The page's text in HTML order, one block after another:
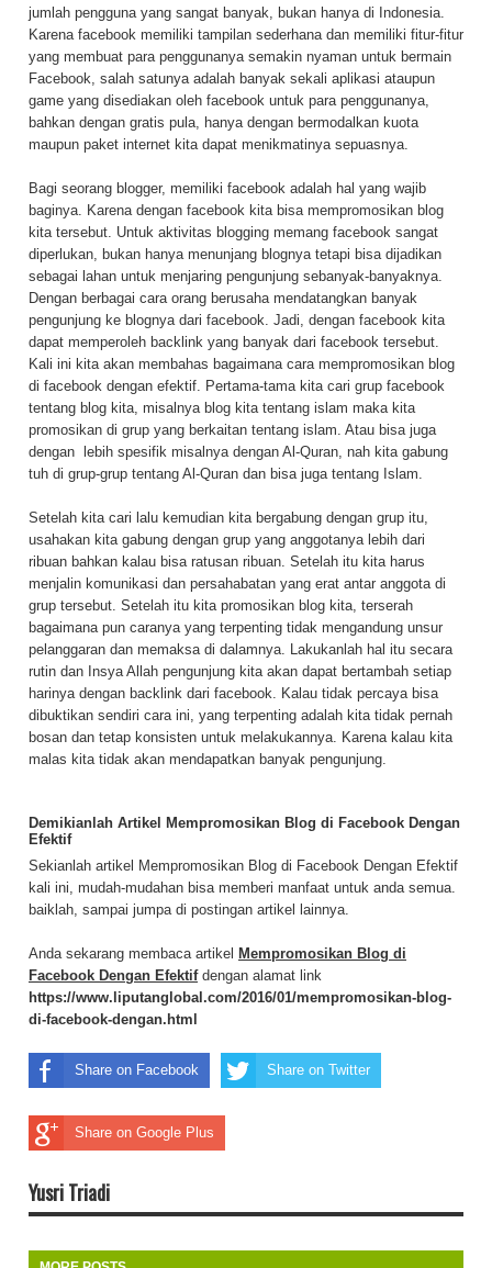
jumlah pengguna yang sangat banyak, bukan hanya di Indonesia.
Karena facebook memiliki tampilan sederhana dan memiliki fitur-fitur
yang membuat para penggunanya semakin nyaman untuk bermain
Facebook, salah satunya adalah banyak sekali aplikasi ataupun
game yang disediakan oleh facebook untuk para penggunanya,
bahkan dengan gratis pula, hanya dengan bermodalkan kuota
maupun paket internet kita dapat menikmatinya sepuasnya.
Bagi seorang blogger, memiliki facebook adalah hal yang wajib
baginya. Karena dengan facebook kita bisa mempromosikan blog
kita tersebut. Untuk aktivitas blogging memang facebook sangat
diperlukan, bukan hanya menunjang blognya tetapi bisa dijadikan
sebagai lahan untuk menjaring pengunjung sebanyak-banyaknya.
Dengan berbagai cara orang berusaha mendatangkan banyak
pengunjung ke blognya dari facebook. Jadi, dengan facebook kita
dapat memperoleh backlink yang banyak dari facebook tersebut.
Kali ini kita akan membahas bagaimana cara mempromosikan blog
di facebook dengan efektif. Pertama-tama kita cari grup facebook
tentang blog kita, misalnya blog kita tentang islam maka kita
promosikan di grup yang berkaitan tentang islam. Atau bisa juga
dengan lebih spesifik misalnya dengan Al-Quran, nah kita gabung
tuh di grup-grup tentang Al-Quran dan bisa juga tentang Islam.
Setelah kita cari lalu kemudian kita bergabung dengan grup itu,
usahakan kita gabung dengan grup yang anggotanya lebih dari
ribuan bahkan kalau bisa ratusan ribuan. Setelah itu kita harus
menjalin komunikasi dan persahabatan yang erat antar anggota di
grup tersebut. Setelah itu kita promosikan blog kita, terserah
bagaimana pun caranya yang terpenting tidak mengandung unsur
pelanggaran dan memaksa di dalamnya. Lakukanlah hal itu secara
rutin dan Insya Allah pengunjung kita akan dapat bertambah setiap
harinya dengan backlink dari facebook. Kalau tidak percaya bisa
dibuktikan sendiri cara ini, yang terpenting adalah kita tidak pernah
bosan dan tetap konsisten untuk melakukannya. Karena kalau kita
malas kita tidak akan mendapatkan banyak pengunjung.
Demikianlah Artikel Mempromosikan Blog di Facebook Dengan
Efektif
Sekianlah artikel Mempromosikan Blog di Facebook Dengan Efektif
kali ini, mudah-mudahan bisa memberi manfaat untuk anda semua.
baiklah, sampai jumpa di postingan artikel lainnya.
Anda sekarang membaca artikel Mempromosikan Blog di
Facebook Dengan Efektifdengan alamat link
https://www.liputanglobal.com/2016/01/mempromosikan-blog-
di-facebook-dengan.html
Share on Facebook Share on Twitter
Share on Google Plus
Yusri Triadi